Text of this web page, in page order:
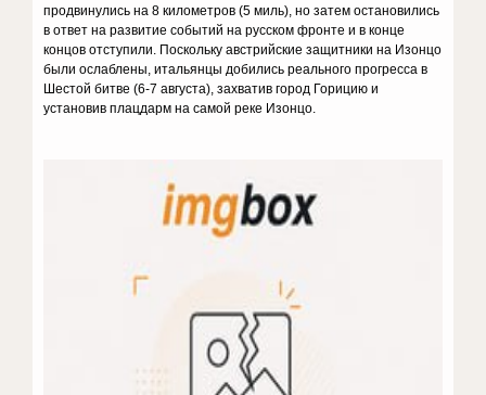
продвинулись на 8 километров (5 миль), но затем остановились
в ответ на развитие событий на русском фронте и в конце
концов отступили. Поскольку австрийские защитники на Изонцо
были ослаблены, итальянцы добились реального прогресса в
Шестой битве (6-7 августа), захватив город Горицию и
установив плацдарм на самой реке Изонцо.